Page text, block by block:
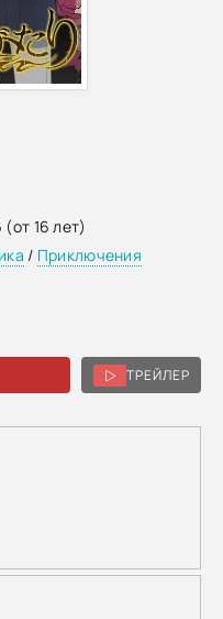
ТРЕЙЛЕР
(от 16 лет)
/ Приключения